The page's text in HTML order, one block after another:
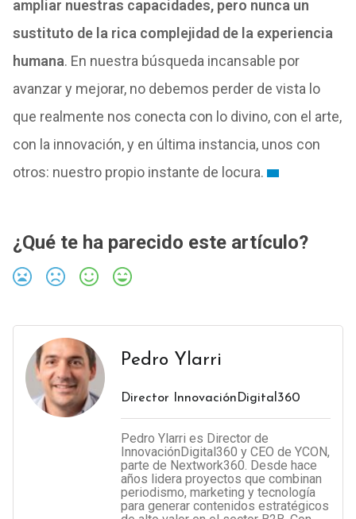
ampliar nuestras capacidades, pero nunca un
sustituto de la rica complejidad de la experiencia
humana. En nuestra búsqueda incansable por
avanzar y mejorar, no debemos perder de vista lo
que realmente nos conecta con lo divino, con el arte,
con la innovación, y en última instancia, unos con
otros: nuestro propio instante de locura.
¿Qué te ha parecido este artículo?
Pedro Ylarri
Director InnovaciónDigital360
Pedro Ylarri es Director de
InnovaciónDigital360 y CEO de YCON,
parte de Nextwork360. Desde hace
años lidera proyectos que combinan
periodismo, marketing y tecnología
para generar contenidos estratégicos